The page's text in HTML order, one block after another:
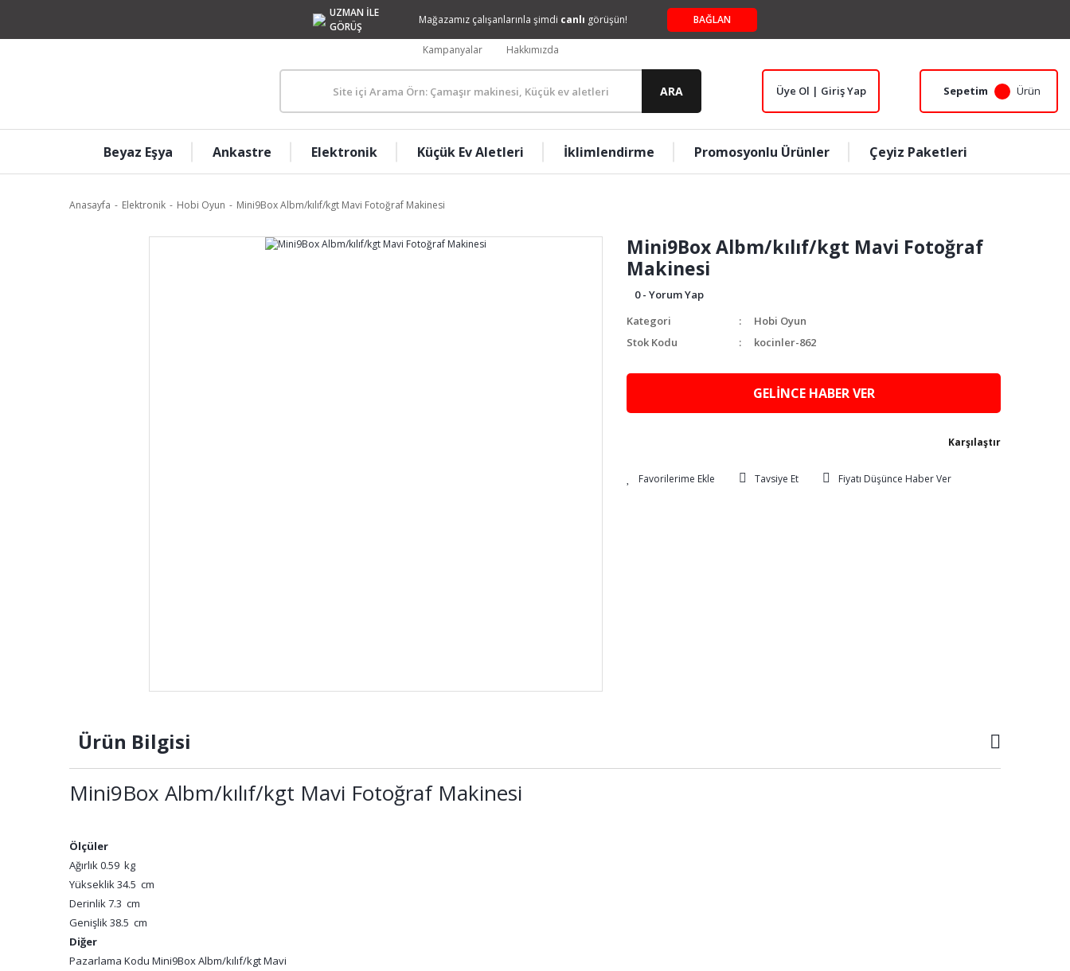
UZMAN İLE
GÖRÜŞ
Mağazamız çalışanlarınla şimdi canlı görüşün! BAĞLAN
Kampanyalar Hakkımızda
ARA Üye Ol | Giriş Yap Sepetim Ürün
Beyaz Eşya Ankastre Elektronik Küçük Ev Aletleri İklimlendirme Promosyonlu Ürünler Çeyiz Paketleri
Anasayfa Elektronik Hobi Oyun Mini9Box Albm/kılıf/kgt Mavi Fotoğraf Makinesi
Mini9Box Albm/kılıf/kgt Mavi Fotoğraf
Makinesi
0 - Yorum Yap
Kategori
Hobi Oyun
Stok Kodu
kocinler-862
GELİNCE HABER VER
Karşılaştır
Tavsiye Et Fiyatı Düşünce Haber Ver
Ürün Bilgisi
Mini9Box Albm/kılıf/kgt Mavi Fotoğraf Makinesi
Ölçüler
Ağırlık 0.59 kg
Yükseklik 34.5 cm
Derinlik 7.3 cm
Genişlik 38.5 cm
Diğer
Pazarlama Kodu Mini9Box Albm/kılıf/kgt Mavi